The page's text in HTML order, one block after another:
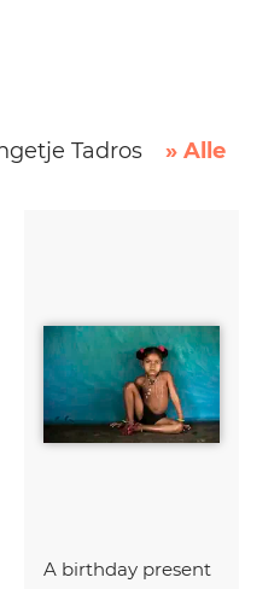
Tadros
» Alle
A birthday present